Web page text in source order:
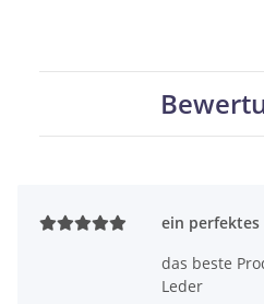
ein
das beste
Leder